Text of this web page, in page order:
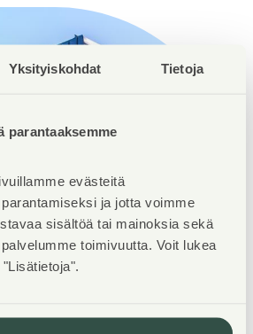
Yksityiskohdat Tietoja
parantaaksemme
evästeitä
ja jotta voimme
sisältöä tai mainoksia sekä
toimivuutta. Voit lukea